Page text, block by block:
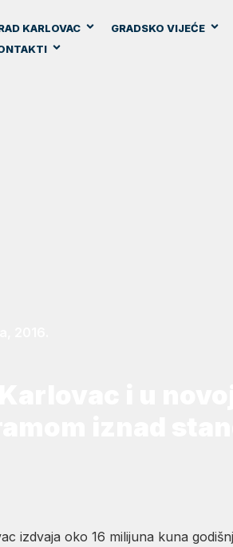
KARLOVAC GRADSKO VIJEĆE
izdvaja oko 16 milijuna kuna